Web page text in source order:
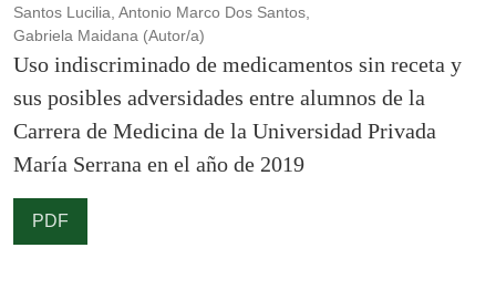
Santos Lucilia, Antonio Marco Dos Santos,
Gabriela Maidana (Autor/a)
Uso indiscriminado de medicamentos sin receta y
sus posibles adversidades entre alumnos de la
Carrera de Medicina de la Universidad Privada
María Serrana en el año de 2019
PDF